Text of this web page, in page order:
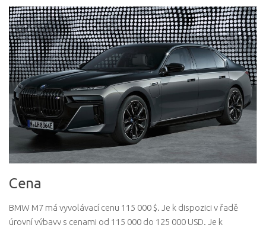
Cena
BMW M7 má vyvolávací cenu 115 000 $. Je k dispozici v řadě
úrovní výbavy s cenami od 115 000 do 125 000 USD. Je k